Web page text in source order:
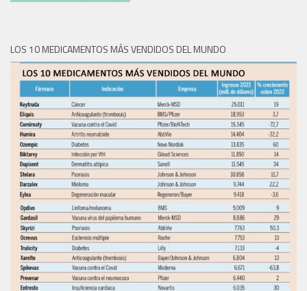
LOS 10 MEDICAMENTOS MÁS VENDIDOS DEL MUNDO